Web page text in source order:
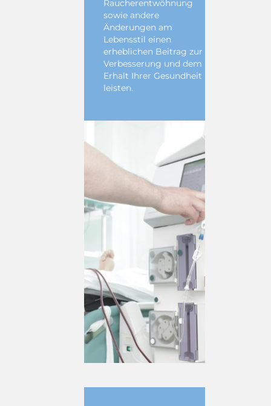
Raucherentwöhnung
sowie andere
Änderungen am
Lebensstil einen
erheblichen Beitrag zur
Verbesserung und dem
Erhalt Ihrer Gesundheit
leisten.